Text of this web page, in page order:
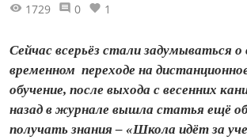
1729 0 1
Сейчас всерьёз стали задумываться
временном переходе на
обучение, после выхода с весенних
назад в журнале вышла статья ещё об
получать знания – «Школа идёт за